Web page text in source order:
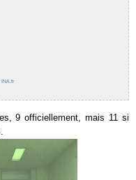
INA.fr
9 officiellement, mais 11 si